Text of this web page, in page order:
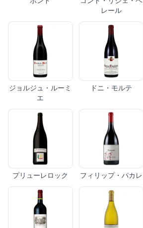
レール
ジョルジュ・ルーミ
エ
ドニ・モルテ
プリューレロック フィリップ・パカレ